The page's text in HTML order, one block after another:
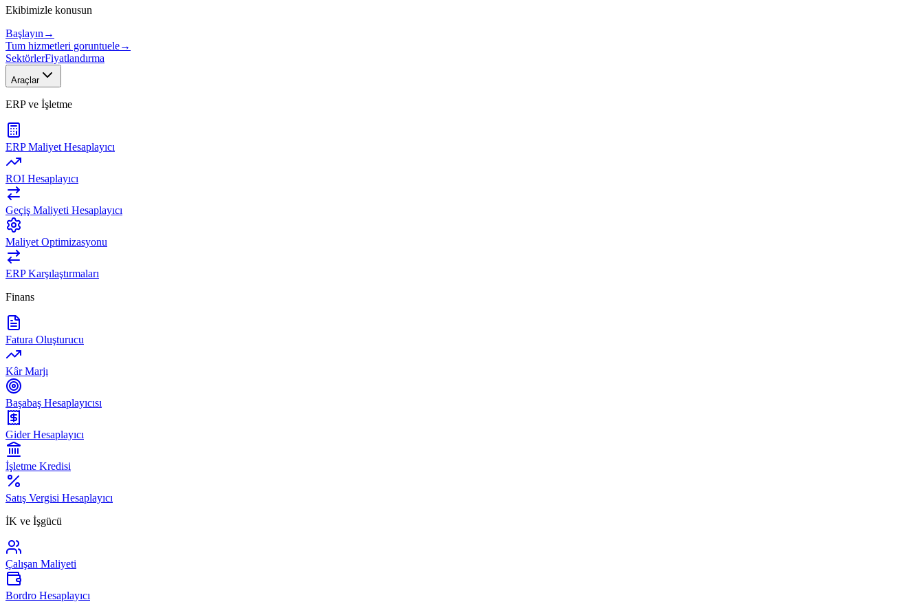
Ekibimizle konusun
Başlayın →
Tum hizmetleri goruntuele→
SektörlerFiyatlandırma
Araçlar
ERP ve İşletme
ERP Maliyet Hesaplayıcı
ROI Hesaplayıcı
Geçiş Maliyeti Hesaplayıcı
Maliyet Optimizasyonu
ERP Karşılaştırmaları
Finans
Fatura Oluşturucu
Kâr Marjı
Başabaş Hesaplayıcısı
Gider Hesaplayıcı
İşletme Kredisi
Satış Vergisi Hesaplayıcı
İK ve İşgücü
Çalışan Maliyeti
Bordro Hesaplayıcı